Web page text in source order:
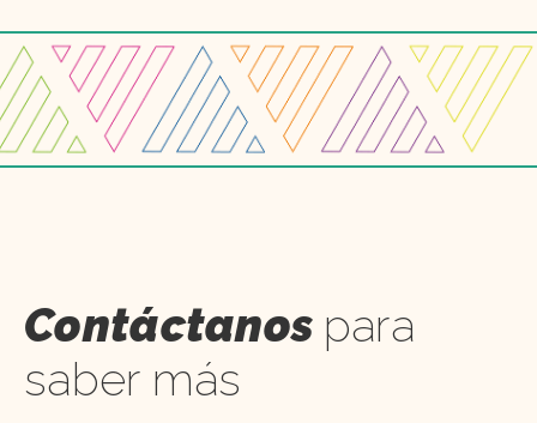
Contáctanos para
saber más